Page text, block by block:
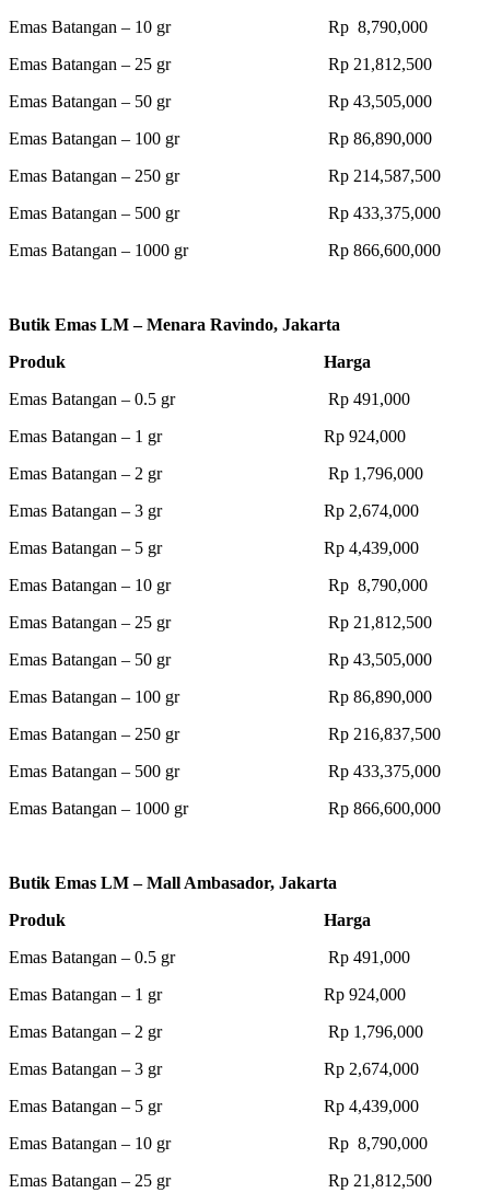
Emas Batangan – 10 gr Rp 8,790,000
Emas Batangan – 25 gr Rp 21,812,500
Emas Batangan – 50 gr Rp 43,505,000
Emas Batangan – 100 gr Rp 86,890,000
Emas Batangan – 250 gr Rp 214,587,500
Emas Batangan – 500 gr Rp 433,375,000
Emas Batangan – 1000 gr Rp 866,600,000
Butik Emas LM – Menara Ravindo, Jakarta
Produk Harga
Emas Batangan – 0.5 gr Rp 491,000
Emas Batangan – 1 gr Rp 924,000
Emas Batangan – 2 gr Rp 1,796,000
Emas Batangan – 3 gr Rp 2,674,000
Emas Batangan – 5 gr Rp 4,439,000
Emas Batangan – 10 gr Rp 8,790,000
Emas Batangan – 25 gr Rp 21,812,500
Emas Batangan – 50 gr Rp 43,505,000
Emas Batangan – 100 gr Rp 86,890,000
Emas Batangan – 250 gr Rp 216,837,500
Emas Batangan – 500 gr Rp 433,375,000
Emas Batangan – 1000 gr Rp 866,600,000
Butik Emas LM – Mall Ambasador, Jakarta
Produk Harga
Emas Batangan – 0.5 gr Rp 491,000
Emas Batangan – 1 gr Rp 924,000
Emas Batangan – 2 gr Rp 1,796,000
Emas Batangan – 3 gr Rp 2,674,000
Emas Batangan – 5 gr Rp 4,439,000
Emas Batangan – 10 gr Rp 8,790,000
Emas Batangan – 25 gr Rp 21,812,500